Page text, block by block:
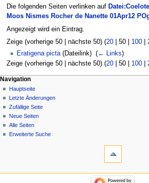
Die folgenden Seiten verlinken auf
Moos Nismes Rocher de Nanette 01Apr12
Angezeigt wird ein Eintrag.
Zeige (vorherige 50| nächste 50) (20| 50| 100|
Eratigena picta(Dateilink) ‎ (← Links)
Zeige (vorherige 50| nächste 50) (20| 50| 100|
Navigation
Hauptseite
Letzte Änderungen
Zufällige Seite
Neue Seiten
Alle Seiten
Erweiterte Suche